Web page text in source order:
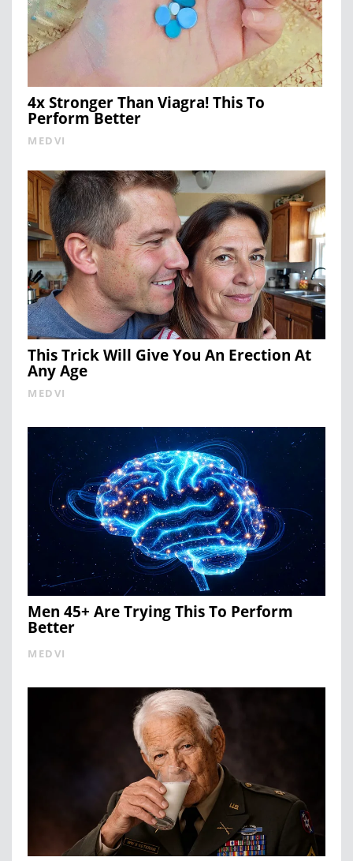
4x Stronger Than Viagra! This To
Perform Better
MEDVI
This Trick Will Give You An Erection At
Any Age
MEDVI
Men 45+ Are Trying This To Perform
Better
MEDVI